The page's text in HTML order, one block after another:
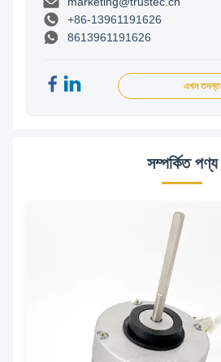
+86-13961191626
8613961191626
এখন তদন্ত
সম্পর্কিত পণ্য